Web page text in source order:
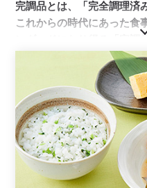
完調品とは、「完全調理済
これからの時代にあった食